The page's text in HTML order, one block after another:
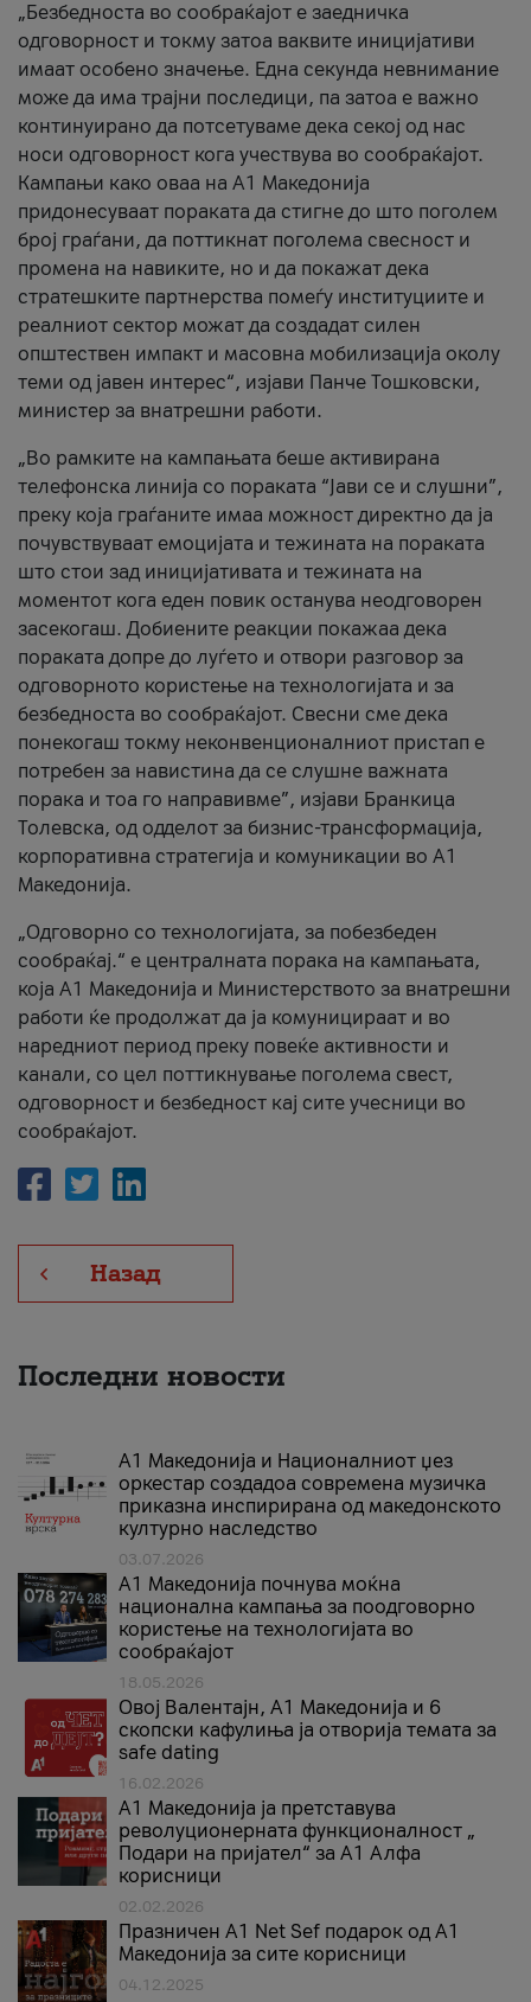
„Безбедноста во сообраќајот е заедничка
одговорност и токму затоа ваквите иницијативи
имаат особено значење. Една секунда невнимание
може да има трајни последици, па затоа е важно
континуирано да потсетуваме дека секој од нас
носи одговорност кога учествува во сообраќајот.
Кампањи како оваа на A1 Македонија
придонесуваат пораката да стигне до што поголем
број граѓани, да поттикнат поголема свесност и
промена на навиките, но и да покажат дека
стратешките партнерства помеѓу институциите и
реалниот сектор можат да создадат силен
општествен импакт и масовна мобилизација околу
теми од јавен интерес“, изјави Панче Тошковски,
министер за внатрешни работи.
„Во рамките на кампањата беше активирана
телефонска линија со пораката “Јави се и слушни”,
преку која граѓаните имаа можност директно да ја
почувствуваат емоцијата и тежината на пораката
што стои зад иницијативата и тежината на
моментот кога еден повик останува неодговорен
засекогаш. Добиените реакции покажаа дека
пораката допре до луѓето и отвори разговор за
одговорното користење на технологијата и за
безбедноста во сообраќајот. Свесни сме дека
понекогаш токму неконвенционалниот пристап е
потребен за навистина да се слушне важната
порака и тоа го направивме”, изјави Бранкица
Толевска, од одделот за бизнис-трансформација,
корпоративна стратегија и комуникации во А1
Македонија.
„Одговорно со технологијата, за побезбеден
сообраќај.“ е централната порака на кампањата,
која A1 Македонија и Министерството за внатрешни
работи ќе продолжат да ја комуницираат и во
наредниот период преку повеќе активности и
канали, со цел поттикнување поголема свест,
одговорност и безбедност кај сите учесници во
сообраќајот.
Назад
Последни новости
А1 Македонија и Националниот џез
оркестар создадоа современа музичка
приказна инспирирана од македонското
културно наследство
03.07.2026
A1 Македонија почнува моќна
национална кампања за поодговорно
користење на технологијата во
сообраќајот
18.05.2026
Овој Валентајн, A1 Македонија и 6
скопски кафулиња ја отворија темата за
safe dating
16.02.2026
А1 Македонија ја претставува
револуционерната функционалност „
Подари на пријател“ за А1 Алфа
корисници
02.02.2026
Празничен A1 Net Sеf подарок од А1
Македонија за сите корисници
04.12.2025